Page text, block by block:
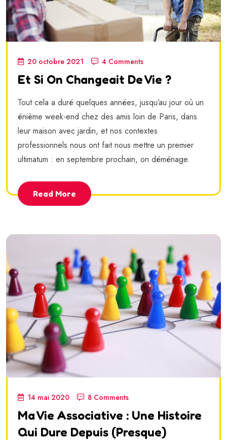
20 octobre 2021 4 Comments
Et Si On Changeait De Vie ?
Tout cela a duré quelques années, jusqu’au jour où un
énième week-end chez des amis loin de Paris, dans
leur maison avec jardin, et nos contextes
professionnels nous ont fait nous mettre un premier
ultimatum : en septembre prochain, on déménage.
Read More
14 mai 2020 8 Comments
Ma Vie Associative : Une Histoire
Qui Dure Depuis (presque)